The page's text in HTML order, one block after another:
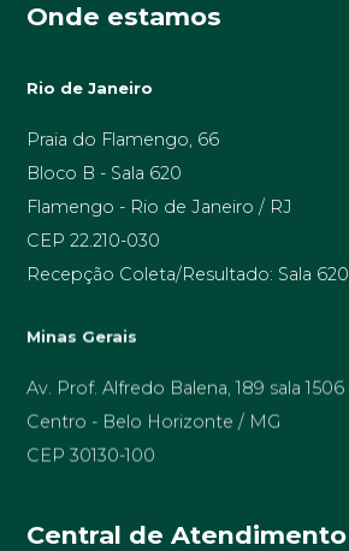
Onde estamos
Rio de Janeiro
Praia do Flamengo, 66
Bloco B - Sala 620
Flamengo - Rio de Janeiro / RJ
CEP 22.210-030
Recepção Coleta/Resultado: Sala 620
Minas Gerais
Av. Prof. Alfredo Balena, 189 sala 1506
Centro - Belo Horizonte / MG
CEP 30130-100
Central de Atendimento